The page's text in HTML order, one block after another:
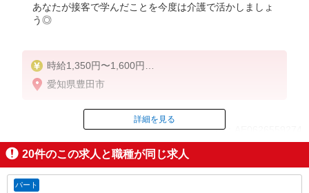
あなたが接客で学んだことを今度は介護で活かしましょ
う◎
時給1,350円〜1,600円
★週払いOK（規定あり）
愛知県豊田市
ID：AE0626559274
掲載期間終了
詳細を見る
20件のこの求人と職種が同じ求人
パート